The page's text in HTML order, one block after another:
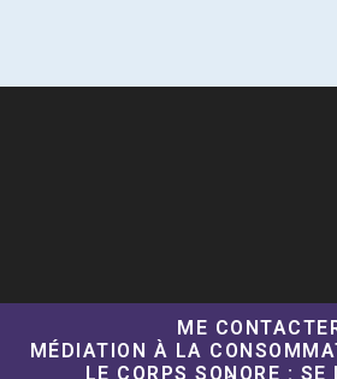
ME
MÉDIATION À LA
LE CORPS SONORE : SE